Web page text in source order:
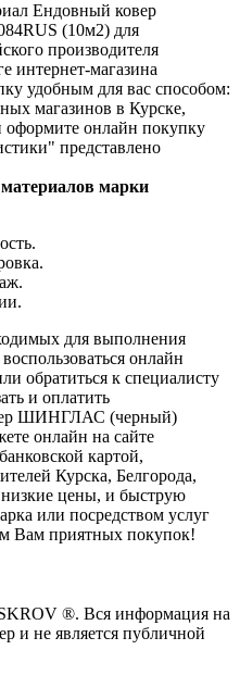
Ендовный ковер
(10м2) для
производителя
интернет-магазина
удобным для вас способом:
магазинов в Курске,
оформите онлайн покупку
представлено
марки
для выполнения
онлайн
обратиться к специалисту
и оплатить
ШИНГЛАС (черный)
онлайн на сайте
картой,
Курска, Белгорода,
цены, и быструю
или посредством услуг
Вам приятных покупок!
®. Вся информация на
и не является публичной